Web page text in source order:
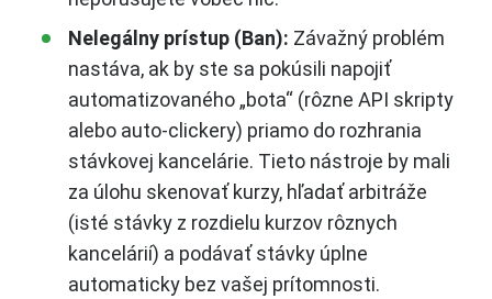
Nelegálny prístup (Ban): Závažný problém
nastáva, ak by ste sa pokúsili napojiť
automatizovaného „bota“ (rôzne API skripty
alebo auto-clickery) priamo do rozhrania
stávkovej kancelárie. Tieto nástroje by mali
za úlohu skenovať kurzy, hľadať arbitráže
(isté stávky z rozdielu kurzov rôznych
kancelárií) a podávať stávky úplne
automaticky bez vašej prítomnosti.